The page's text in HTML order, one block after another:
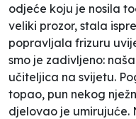
odjeće koju je nosila
veliki prozor, stala
popravljala frizuru
smo je zadivljeno:
učiteljica na svijetu.
topao, pun nekog
djelovao je umirujuće.